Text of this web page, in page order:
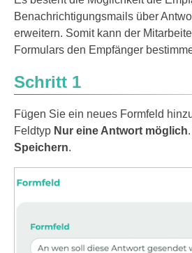
Benachrichtigungsmails über
erweitern. Somit kann der
Formulars den Empfänger
Schritt 1
Fügen Sie ein neues Formfeld
Feldtyp Nur eine Antwort möglich
Speichern.